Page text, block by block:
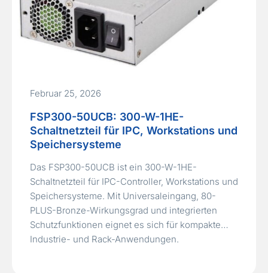
Februar 25, 2026
FSP300-50UCB: 300-W-1HE-
Schaltnetzteil für IPC, Workstations und
Speichersysteme
Das FSP300-50UCB ist ein 300-W-1HE-
Schaltnetzteil für IPC-Controller, Workstations und
Speichersysteme. Mit Universaleingang, 80-
PLUS-Bronze-Wirkungsgrad und integrierten
Schutzfunktionen eignet es sich für kompakte
Industrie- und Rack-Anwendungen.